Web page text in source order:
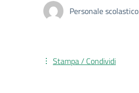
Personale scolastico
Stampa / Condividi